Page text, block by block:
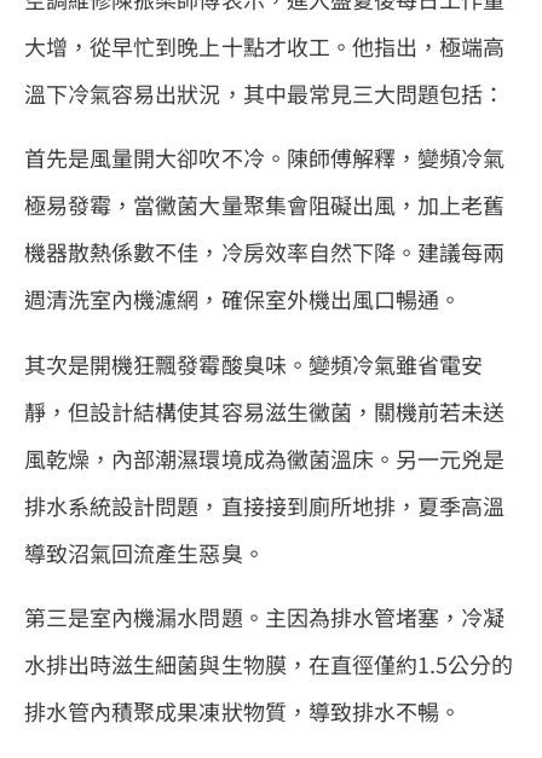
大增，從早忙到晚上十點才收工。他指出，極端高
溫下冷氣容易出狀況，其中最常見三大問題包括：
首先是風量開大卻吹不冷。陳師傅解釋，變頻冷氣
極易發霉，當黴菌大量聚集會阻礙出風，加上老舊
機器散熱係數不佳，冷房效率自然下降。建議每兩
週清洗室內機濾網，確保室外機出風口暢通。
其次是開機狂飄發霉酸臭味。變頻冷氣雖省電安
靜，但設計結構使其容易滋生黴菌，關機前若未送
風乾燥，內部潮濕環境成為黴菌溫床。另一元兇是
排水系統設計問題，直接接到廁所地排，夏季高溫
導致沼氣回流產生惡臭。
第三是室內機漏水問題。主因為排水管堵塞，冷凝
水排出時滋生細菌與生物膜，在直徑僅約1.5公分的
排水管內積聚成果凍狀物質，導致排水不暢。